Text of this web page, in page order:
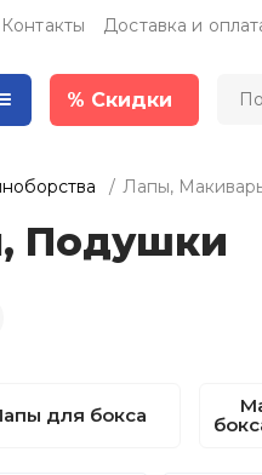
Контакты Доставка и
% Скидки
Лапы,
Подушки
для бокса